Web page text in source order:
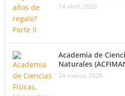
14 abril, 2026
Academia de
Naturales
24 marzo, 2026